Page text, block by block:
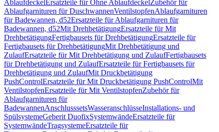
AblaufdeckelErsatzteile für Ohne AblaufdeckelZubehör für
Ablaufgarnituren für DuschwannenVentilstopfenAblaufgarnituren
für Badewannen, d52Ersatzteile für Ablaufgarnituren für
Badewannen, d52Mit DrehbetätigungErsatzteile für Mit
DrehbetätigungFertigbausets für DrehbetätigungErsatzteile für
Fertigbausets für DrehbetätigungMit Drehbetätigung und
ZulaufErsatzteile für Mit Drehbetätigung und ZulaufFertigbausets
für Drehbetätigung und ZulaufErsatzteile für Fertigbausets für
Drehbetätigung und ZulaufMit Druckbetätigung
PushControlErsatzteile für Mit Druckbetätigung PushControlMit
VentilstopfenErsatzteile für Mit VentilstopfenZubehör für
Ablaufgarnituren für
BadewannenAnschlusssetsWasseranschlüsseInstallations- und
SpülsystemeGeberit DuofixSystemwändeErsatzteile für
SystemwändeTragsystemeErsatzteile für